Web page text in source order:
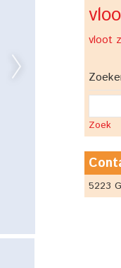
vloot
Zoek
5223